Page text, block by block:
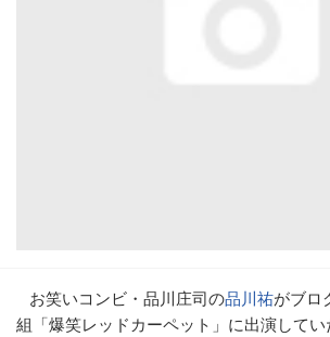
お笑いコンビ・品川庄司の品川祐がブロ
組「爆笑レッドカーペット」に出演して